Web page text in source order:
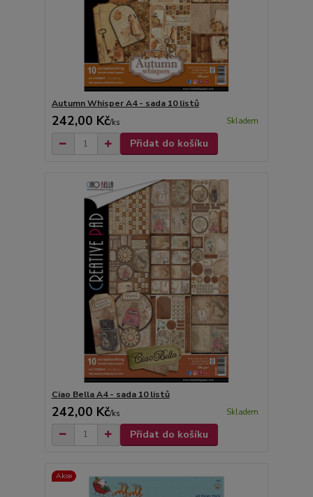
Autumn Whisper A4 - sada 10 listů
242,00 Kč/ks Skladem
Přidat do košíku
Ciao Bella A4 - sada 10 listů
242,00 Kč/ks Skladem
Přidat do košíku
Akce